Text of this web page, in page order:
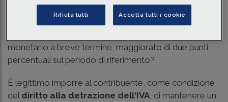
monetario a breve termine, maggiorato di due punti
percentuali sul periodo di riferimento?
È legittimo imporre al contribuente, come condizione
del diritto alla detrazione dell‘IVA , di mantenere un
Rifiuta tutti Accetta tutti i cookie